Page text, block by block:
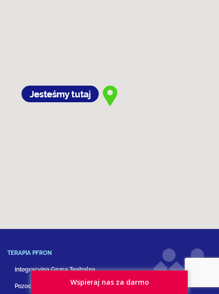
TERAPIA PFRON
Integracyjna Grupa Teatralna
Pozostałe formy terapiiWspieraj nas za darmo